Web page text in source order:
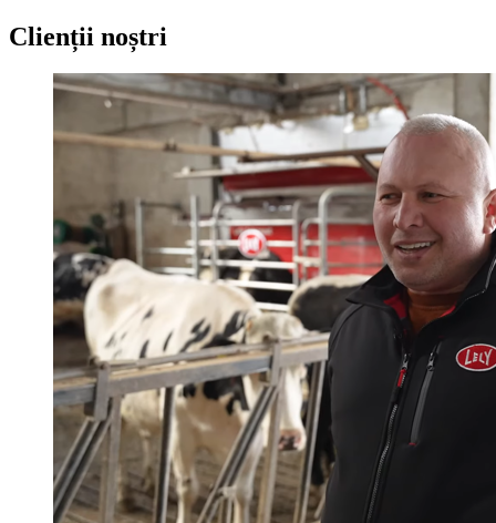
Clienții noștri